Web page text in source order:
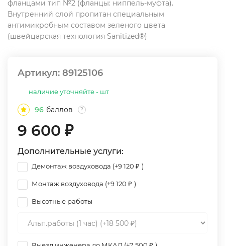
фланцами тип №2 (фланцы: ниппель-муфта).
Внутренний слой пропитан специальным
антимикробным составом зеленого цвета
(швейцарская технология Sanitized®)
Артикул: 89125106
наличие уточняйте - шт
96 баллов ?
9 600 ₽
Дополнительные услуги:
Демонтаж воздуховода (+9 120 ₽ )
Монтаж воздуховода (+9 120 ₽ )
Высотные работы